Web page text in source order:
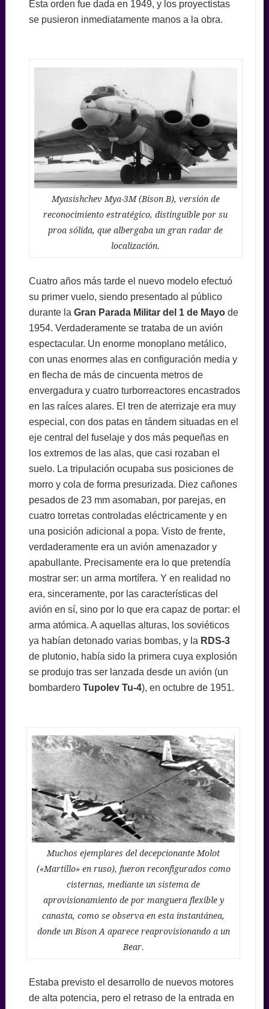
Esta orden fue dada en 1949, y los proyectistas
se pusieron inmediatamente manos a la obra.
Myasishchev Mya-3M (Bison B), versión de
reconocimiento estratégico, distinguible por su
proa sólida, que albergaba un gran radar de
localización.
Cuatro años más tarde el nuevo modelo efectuó
su primer vuelo, siendo presentado al público
durante la Gran Parada Militar del 1 de Mayode
1954. Verdaderamente se trataba de un avión
espectacular. Un enorme monoplano metálico,
con unas enormes alas en configuración media y
en flecha de más de cincuenta metros de
envergadura y cuatro turborreactores encastrados
en las raíces alares. El tren de aterrizaje era muy
especial, con dos patas en tándem situadas en el
eje central del fuselaje y dos más pequeñas en
los extremos de las alas, que casi rozaban el
suelo. La tripulación ocupaba sus posiciones de
morro y cola de forma presurizada. Diez cañones
pesados de 23 mm asomaban, por parejas, en
cuatro torretas controladas eléctricamente y en
una posición adicional a popa. Visto de frente,
verdaderamente era un avión amenazador y
apabullante. Precisamente era lo que pretendía
mostrar ser: un arma mortífera. Y en realidad no
era, sinceramente, por las características del
avión en sí, sino por lo que era capaz de portar: el
arma atómica. A aquellas alturas, los soviéticos
ya habían detonado varias bombas, y la RDS-3
de plutonio, había sido la primera cuya explosión
se produjo tras ser lanzada desde un avión (un
bombardero Tupolev Tu-4), en octubre de 1951.
Muchos ejemplares del decepcionante Molot
(«Martillo» en ruso), fueron reconfigurados como
cisternas, mediante un sistema de
aprovisionamiento de por manguera flexible y
canasta, como se observa en esta instantánea,
donde un Bison A aparece reaprovisionando a un
Bear.
Estaba previsto el desarrollo de nuevos motores
de alta potencia, pero el retraso de la entrada en